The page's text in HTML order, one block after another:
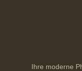
Ihre moderne